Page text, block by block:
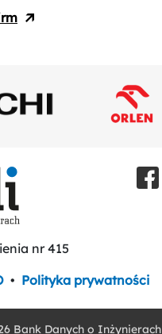
nr 415
• Polityka prywatności
Bank Danych o Inżynierach